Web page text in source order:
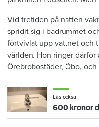
Vid tretiden på natten
spridit sig i badrummet
förtvivlat upp vattnet och
världen. Hon ringer därför
Örebrobostäder, Öbo,
Läs också